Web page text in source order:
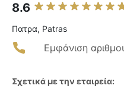
8.6
Πατρα, Patras
Εμφάνιση
Σχετικά με την εταιρεία: